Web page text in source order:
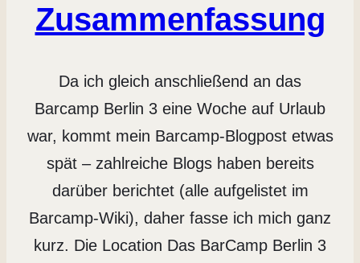
Zusammenfassung
Da ich gleich anschließend an das
Barcamp Berlin 3 eine Woche auf Urlaub
war, kommt mein Barcamp-Blogpost etwas
spät – zahlreiche Blogs haben bereits
darüber berichtet (alle aufgelistet im
Barcamp-Wiki), daher fasse ich mich ganz
kurz. Die Location Das BarCamp Berlin 3